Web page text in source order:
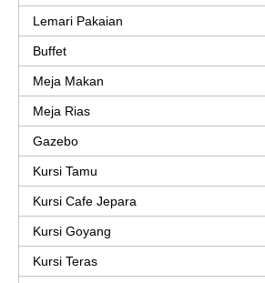
Lemari Pakaian
Buffet
Meja Makan
Meja Rias
Gazebo
Kursi Tamu
Kursi Cafe Jepara
Kursi Goyang
Kursi Teras